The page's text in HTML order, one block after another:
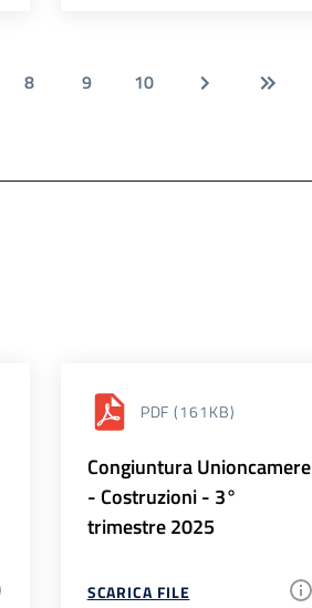
8 9 10
PDF (161KB)
Congiuntura Unioncamere
- Costruzioni - 3°
trimestre 2025
SCARICA FILE